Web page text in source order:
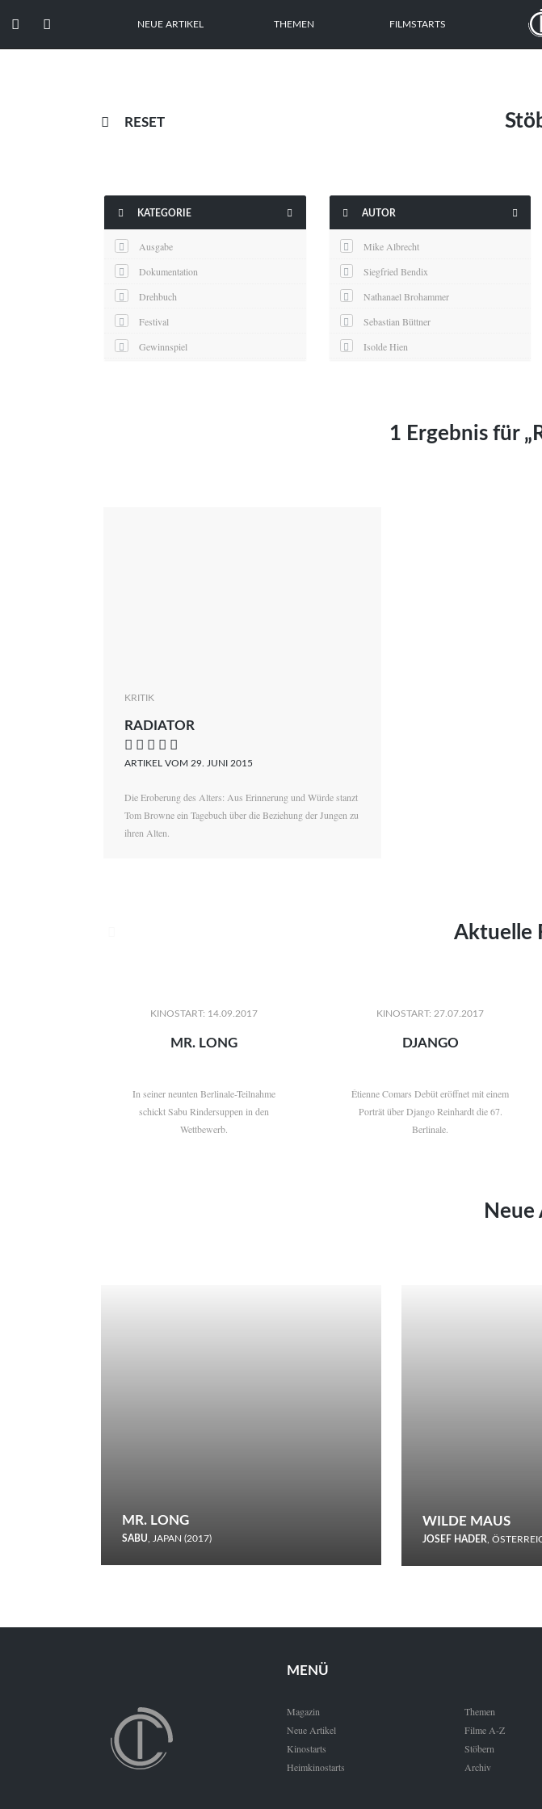
  NEUE ARTIKEL THEMEN FILMSTARTS
 RESET
 KATEGORIE 
Ausgabe
Dokumentation
Drehbuch
Festival
Gewinnspiel
 AUTOR 
Mike Albrecht
Siegfried Bendix
Nathanael Brohammer
Sebastian Büttner
Isolde Hien
Maximilian Kosing
1 Ergebnis für
KRITIK
RADIATOR
    
ARTIKEL VOM 29. JUNI 2015
Die Eroberung des Alters: Aus Erinnerung und Würde stanzt
Tom Browne ein Tagebuch über die Beziehung der Jungen zu
ihren Alten.
Aktuelle
KINOSTART: 14.09.2017
MR. LONG
In seiner neunten Berlinale-Teilnahme
schickt Sabu Rindersuppen in den
Wettbewerb.
KINOSTART: 27.07.2017
DJANGO
Étienne Comars Debüt eröffnet mit einem
Porträt über Django Reinhardt die 67.
Berlinale.
Neue
MR. LONG
SABU, JAPAN (2017)
den Wettbewerb.
WILDE MAUS
JOSEF HADER,
Schnee.
MENÜ
Magazin
Neue Artikel
Kinostarts
Heimkinostarts
Themen
Filme A-Z
Stöbern
Archiv